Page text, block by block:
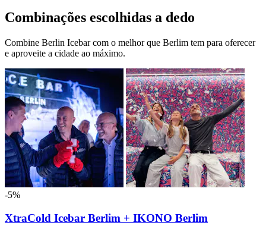
Combinações escolhidas a dedo
Combine Berlin Icebar com o melhor que Berlim tem para oferecer
e aproveite a cidade ao máximo.
-5%
XtraCold Icebar Berlim + IKONO Berlim